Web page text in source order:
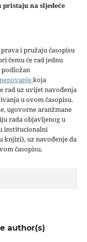
na sljedeće
i pružaju časopisu
čemu će rad jednu
koja
rad uz uvijet navođenja
u ovom časopisu.
ugovorne aranžmane
rada objavljenog u
institucionalni
uz navođenje da
časopisu.
author(s)